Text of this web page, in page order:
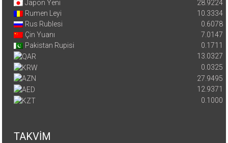
Japon Yeni
28.9224
Rumen Leyi
10.3334
Rus Rublesi
0.6078
Çin Yuanı
7.0147
Pakistan Rupisi
0.1711
13.0327
0.0325
27.9495
12.9371
0.1000
TAKVİM